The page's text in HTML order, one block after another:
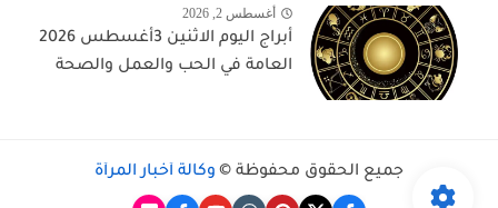
أغسطس 2, 2026
أبراج اليوم الاثنين 3أغسطس 2026
العامة في الحب والعمل والصحة
جميع الحقوق محفوظة © وكالة أخبار المرأة